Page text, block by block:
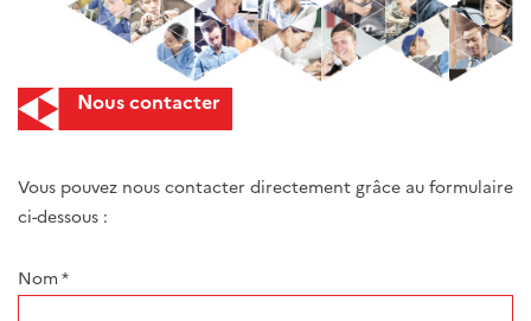
Nous contacter
Vous pouvez nous contacter directement grâce au formulaire
ci-dessous :
Nom *